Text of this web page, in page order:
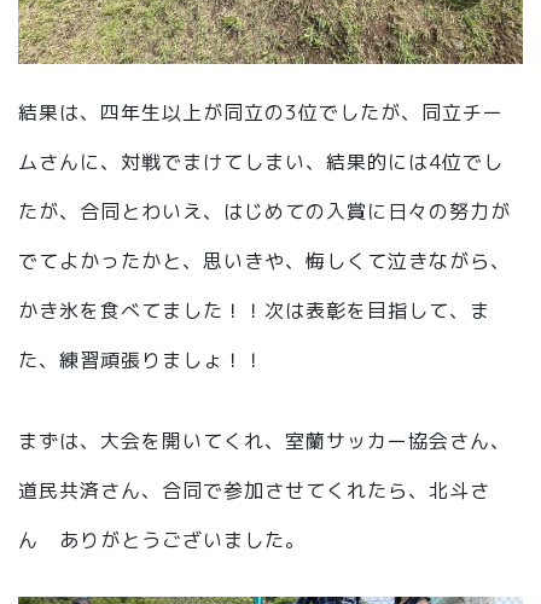
結果は、四年生以上が同立の3位でしたが、同立チー
ムさんに、対戦でまけてしまい、結果的には4位でし
たが、合同とわいえ、はじめての入賞に日々の努力が
でてよかったかと、思いきや、悔しくて泣きながら、
かき氷を食べてました！！次は表彰を目指して、ま
た、練習頑張りましょ！！
まずは、大会を開いてくれ、室蘭サッカー協会さん、
道民共済さん、合同で参加させてくれたら、北斗さ
ん ありがとうございました。